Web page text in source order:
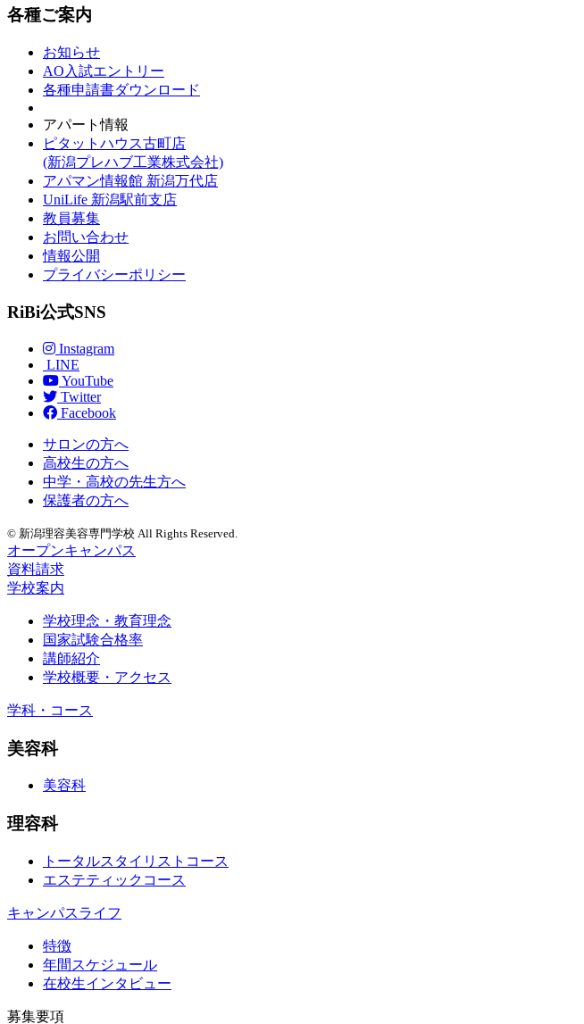
各種ご案内
お知らせ
AO入試エントリー
各種申請書ダウンロード
アパート情報
ピタットハウス古町店
(新潟プレハブ工業株式会社)
アパマン情報館 新潟万代店
UniLife 新潟駅前支店
教員募集
お問い合わせ
情報公開
プライバシーポリシー
RiBi公式SNS
Instagram
LINE
YouTube
Twitter
Facebook
サロンの方へ
高校生の方へ
中学・高校の先生方へ
保護者の方へ
© 新潟理容美容専門学校 All Rights Reserved.
オープンキャンパス
資料請求
学校案内
学校理念・教育理念
国家試験合格率
講師紹介
学校概要・アクセス
学科・コース
美容科
美容科
理容科
トータルスタイリストコース
エステティックコース
キャンパスライフ
特徴
年間スケジュール
在校生インタビュー
募集要項